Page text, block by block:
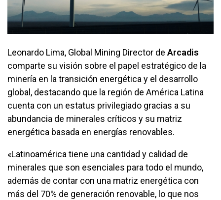
Leonardo Lima, Global Mining Director de Arcadis
comparte su visión sobre el papel estratégico de la
minería en la transición energética y el desarrollo
global, destacando que la región de América Latina
cuenta con un estatus privilegiado gracias a su
abundancia de minerales críticos y su matriz
energética basada en energías renovables.
«Latinoamérica tiene una cantidad y calidad de
minerales que son esenciales para todo el mundo,
además de contar con una matriz energética con
más del 70% de generación renovable, lo que nos